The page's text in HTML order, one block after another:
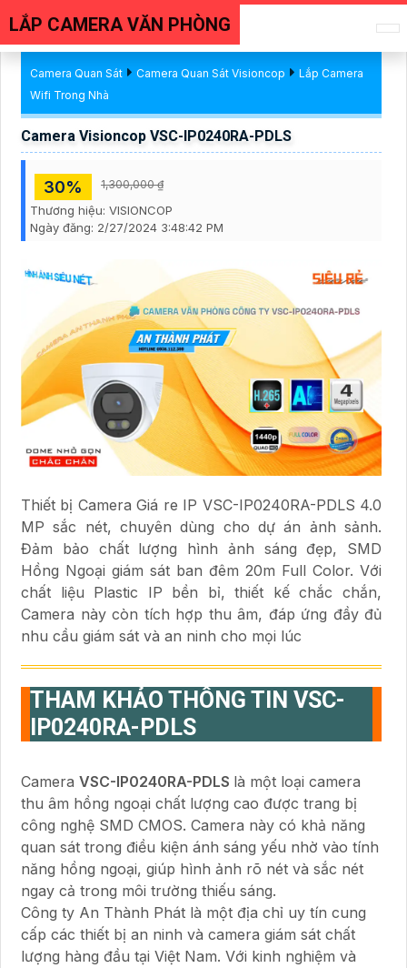
LẮP CAMERA VĂN PHÒNG
Camera Quan Sát Camera Quan Sát Visioncop
Lắp Camera
Wifi Trong Nhà
Camera Visioncop VSC-IP0240RA-PDLS
30% 1,300,000 ₫
Thương hiệu: VISIONCOP
Ngày đăng: 2/27/2024 3:48:42 PM
Thiết bị Camera Giá re IP VSC-IP0240RA-PDLS 4.0
MP sắc nét, chuyên dùng cho dự án ảnh sảnh.
Đảm bảo chất lượng hình ảnh sáng đẹp, SMD
Hồng Ngoại giám sát ban đêm 20m Full Color. Với
chất liệu Plastic IP bền bỉ, thiết kế chắc chắn,
Camera này còn tích hợp thu âm, đáp ứng đầy đủ
nhu cầu giám sát và an ninh cho mọi lúc
THAM KHẢO THÔNG TIN VSC-
IP0240RA-PDLS
Camera VSC-IP0240RA-PDLS là một loại camera
thu âm hồng ngoại chất lượng cao được trang bị
công nghệ SMD CMOS. Camera này có khả năng
quan sát trong điều kiện ánh sáng yếu nhờ vào tính
năng hồng ngoại, giúp hình ảnh rõ nét và sắc nét
ngay cả trong môi trường thiếu sáng.
Công ty An Thành Phát là một địa chỉ uy tín cung
cấp các thiết bị an ninh và camera giám sát chất
lượng hàng đầu tại Việt Nam. Với kinh nghiệm và